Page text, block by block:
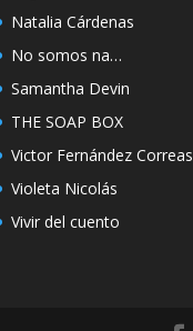
Natalia Cárdenas
No somos na…
Samantha Devin
THE SOAP BOX
Victor Fernández Correas
Violeta Nicolás
Vivir del cuento